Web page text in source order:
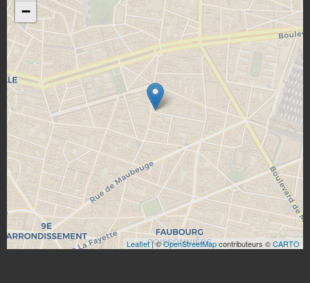
−
Leaflet| ©OpenStreetMapcontributeurs ©CARTO